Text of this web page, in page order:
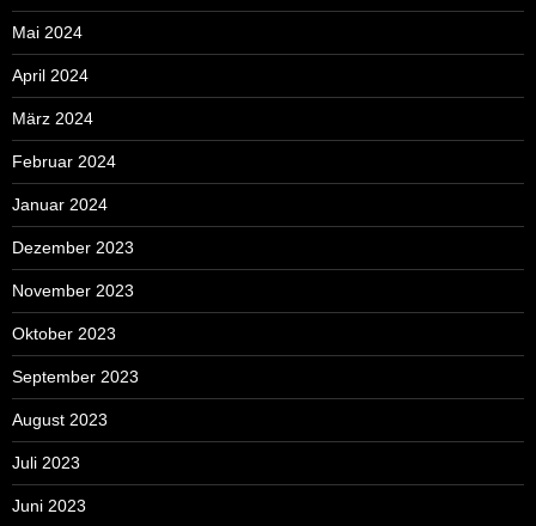
Mai 2024
April 2024
März 2024
Februar 2024
Januar 2024
Dezember 2023
November 2023
Oktober 2023
September 2023
August 2023
Juli 2023
Juni 2023